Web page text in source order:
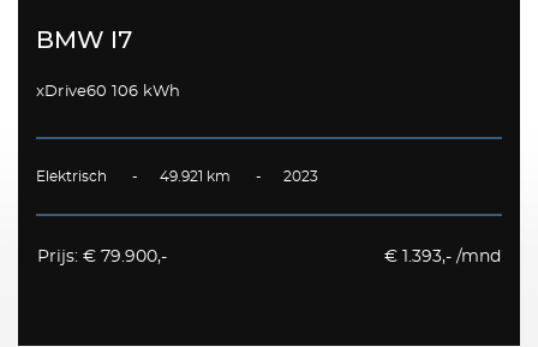
BMW I7
xDrive60 106 kWh
Elektrisch - 49.921 km - 2023
Prijs: € 79.900,- € 1.393,- /mnd